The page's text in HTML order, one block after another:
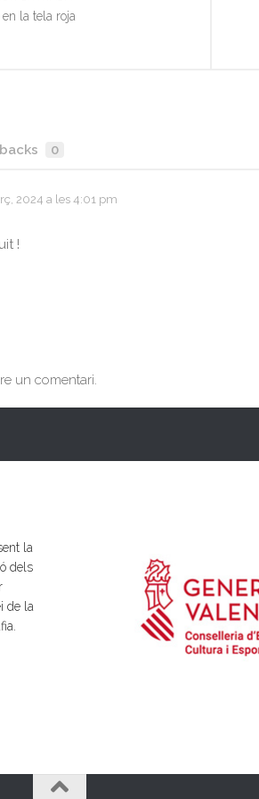
en la tela roja
0
2024 a les 4:01 pm
!
un comentari.
la
dels
de la